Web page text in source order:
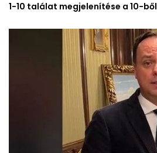
1-10 találat megjelenítése a 10-ből